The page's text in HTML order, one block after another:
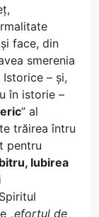
face, din
smerenia
Istorice – și,
în istorie –
” al
trăirea întru
pentru
Iubirea
„efortul de